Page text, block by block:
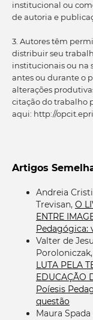
institucional ou
de autoria e
3. Autores têm
distribuir seu
institucionais ou na
antes ou durante o
alterações
citação do trabalho
aqui: http://
Artigos
Andreia
Trevisan, O
ENTRE
Pedagógica:
Valter de
Poroloniczak,
LUTA PELA
EDUCAÇÃO
Poíesis
questão
Maura Spada